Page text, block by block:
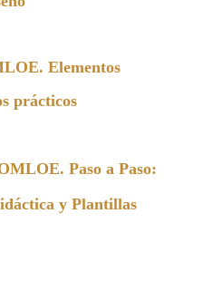
Elementos
prácticos
Paso a Paso:
y Plantillas